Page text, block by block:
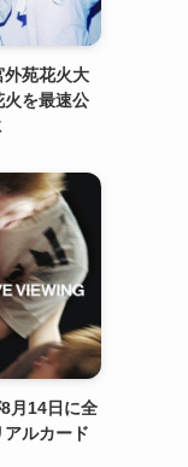
苑花火大
火を最速公
月14日に全
ルカード